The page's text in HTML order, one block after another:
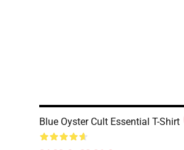
Blue Oyster Cult Essential T-Shirt